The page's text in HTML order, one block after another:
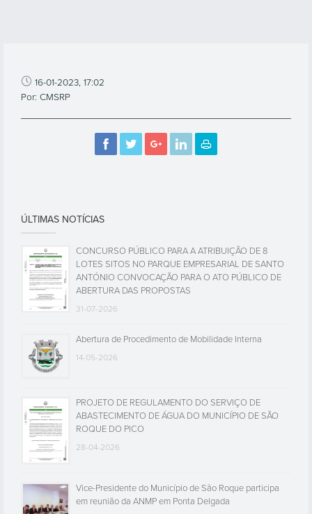
16-01-2023, 17:02
Por: CMSRP
ÚLTIMAS NOTÍCIAS
CONCURSO PÚBLICO PARA A ATRIBUIÇÃO DE 8
LOTES SITOS NO PARQUE EMPRESARIAL DE SANTO
ANTÓNIO CONVOCAÇÃO PARA O ATO PÚBLICO DE
ABERTURA DAS PROPOSTAS
31-07-2026
Abertura de Procedimento de Mobilidade Interna
14-05-2026
PROJETO DE REGULAMENTO DO SERVIÇO DE
ABASTECIMENTO DE ÁGUA DO MUNICÍPIO DE SÃO
ROQUE DO PICO
28-04-2026
Vice-Presidente do Município de São Roque participa
em reunião da ANMP em Ponta Delgada